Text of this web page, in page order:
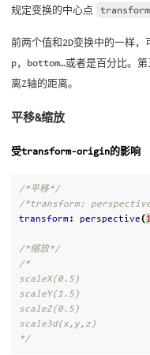
规定变换的中心点
前两个值和2D变换中的一
p，bottom…或者是百分比。
离Z轴的距离。
平移&缩放
受transform-origin的影响
/*平移*/
/*transform:
transform : perspective(
/*缩放*/
/*
scaleX(0.5)
scaleY(1.5)
scaleZ(0.5)
scale3d(x,y,z)
*/